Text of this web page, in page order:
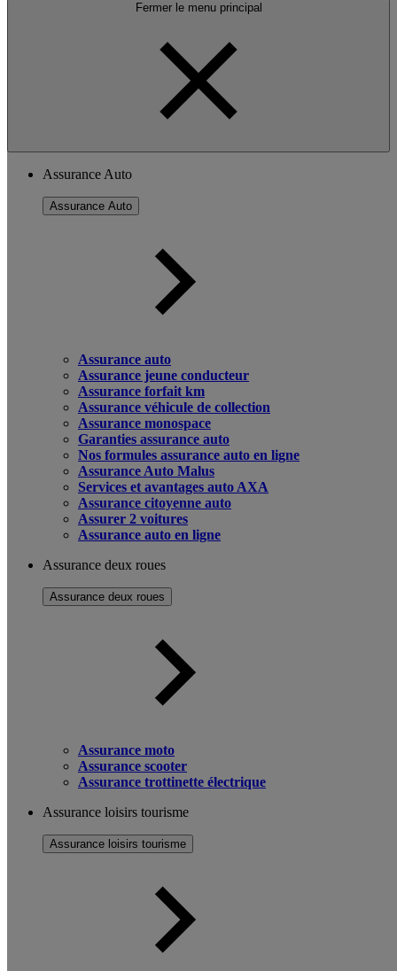
Fermer le menu principal
Assurance Auto
Assurance Auto
Assurance auto
Assurance jeune conducteur
Assurance forfait km
Assurance véhicule de collection
Assurance monospace
Garanties assurance auto
Nos formules assurance auto en ligne
Assurance Auto Malus
Services et avantages auto AXA
Assurance citoyenne auto
Assurer 2 voitures
Assurance auto en ligne
Assurance deux roues
Assurance deux roues
Assurance moto
Assurance scooter
Assurance trottinette électrique
Assurance loisirs tourisme
Assurance loisirs tourisme